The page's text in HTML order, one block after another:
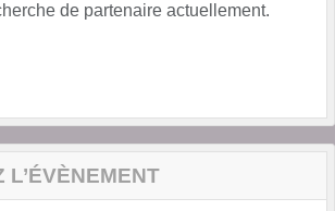
de partenaire actuellement.
L’ÉVÈNEMENT